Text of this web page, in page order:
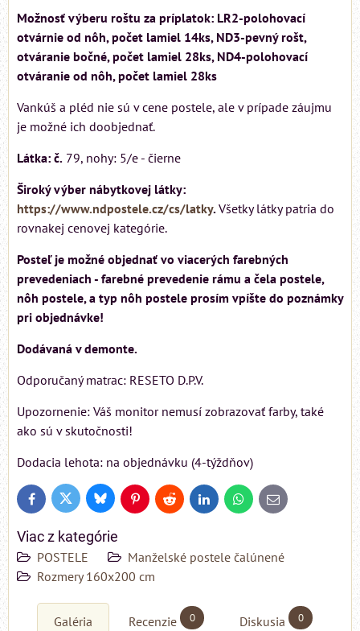
Možnosť výberu roštu za príplatok: LR2-polohovací
otvárnie od nôh, počet lamiel 14ks, ND3-pevný rošt,
otváranie bočné, počet lamiel 28ks, ND4-polohovací
otváranie od nôh, počet lamiel 28ks
Vankúš a pléd nie sú v cene postele, ale v prípade záujmu
je možné ich doobjednať.
Látka: č. 79, nohy: 5/e - čierne
Široký výber nábytkovej látky:
https://www.ndpostele.cz/cs/latky.Všetky látky patria do
rovnakej cenovej kategórie.
Posteľ je možné objednať vo viacerých farebných
prevedeniach - farebné prevedenie rámu a čela postele,
nôh postele, a typ nôh postele prosím vpíšte do poznámky
pri objednávke!
Dodávaná v demonte.
Odporučaný matrac: RESETO D.P.V.
Upozornenie: Váš monitor nemusí zobrazovať farby, také
ako sú v skutočnosti!
Dodacia lehota: na objednávku (4-týždňov)
FacebookTwitter BlueskyPinterestReddit LinkedInWhatsApp
E-
mail
Viac z kategórie
POSTELE
Manželské postele čalúnené
Rozmery 160x200 cm
Galéria Recenzie 0 Diskusia 0